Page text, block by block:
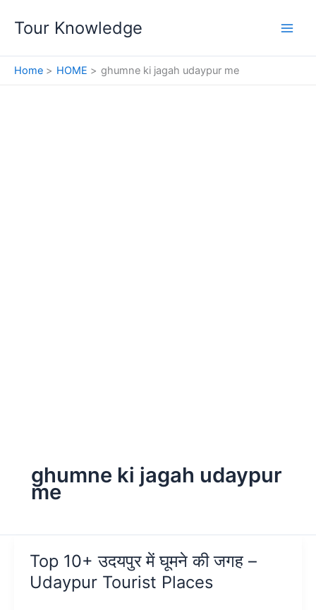
Tour Knowledge
Home HOME ghumne ki jagah udaypur me
ghumne ki jagah udaypur
me
Top 10+ उदयपुर में घूमने की जगह –
Udaypur Tourist Places